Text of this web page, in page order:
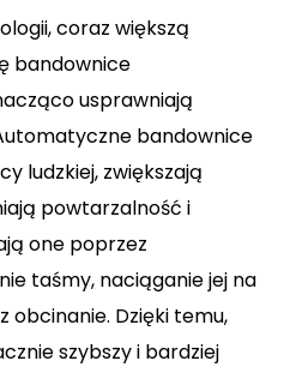
coraz większą
bandownice
usprawniają
bandownice
ludzkiej, zwiększają
powtarzalność i
one poprzez
taśmy, naciąganie jej na
obcinanie. Dzięki temu,
szybszy i bardziej